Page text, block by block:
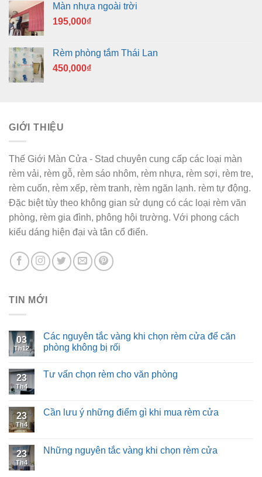
Màn nhựa ngoài trời
195,000₫
Rèm phòng tắm Thái Lan
450,000₫
GIỚI THIỆU
Thế Giới Màn Cửa - Stad chuyên cung cấp các loại màn
rèm vải, rèm gỗ, rèm sáo nhôm, rèm nhựa, rèm sợi, rèm tre,
rèm cuốn, rèm xếp, rèm tranh, rèm ngăn lạnh. rèm tự động.
Đặc biệt tùy theo không gian sử dụng có các loại rèm văn
phòng, rèm gia đình, phông hội trường. Với phong cách
kiểu dáng hiện đại và tân cổ điển.
TIN MỚI
03
Th12
Các nguyên tắc vàng khi chọn rèm cửa để căn
phòng không bị rối
23
Th4
Tư vấn chọn rèm cho văn phòng
23
Th4
Cần lưu ý những điểm gì khi mua rèm cửa
23
Th4
Những nguyên tắc vàng khi chọn rèm cửa